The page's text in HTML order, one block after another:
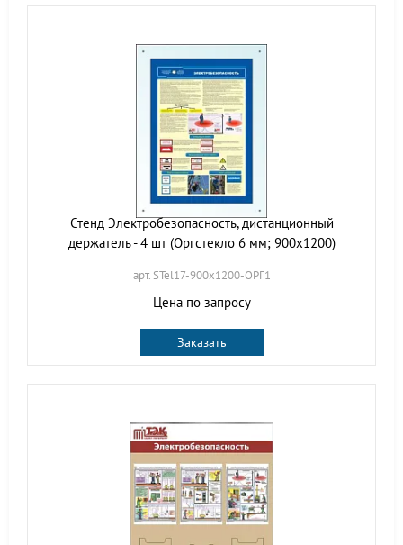
Стенд Электробезопасность, дистанционный
держатель - 4 шт (Оргстекло 6 мм; 900х1200)
арт. STel17-900х1200-ОРГ1
Цена по запросу
Заказать